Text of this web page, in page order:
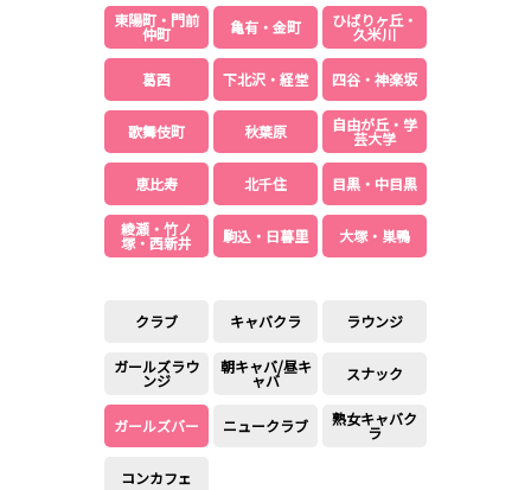
東陽町・門前
仲町 亀有・金町 ひばりヶ丘・
久米川
葛西 下北沢・経堂 四谷・神楽坂
歌舞伎町 秋葉原 自由が丘・学
芸大学
恵比寿 北千住 目黒・中目黒
綾瀬・竹ノ
塚・西新井 駒込・日暮里 大塚・巣鴨
クラブ キャバクラ ラウンジ
ガールズラウ
ンジ
朝キャバ/昼キ
ャバ スナック
ガールズバー ニュークラブ 熟女キャバク
ラ
コンカフェ
高田馬場駅
航空公園駅
新井薬師前駅
JR根岸線
関内駅
横浜駅
大船駅
西武池袋線
桜台駅
大泉学園駅
石神井公園駅